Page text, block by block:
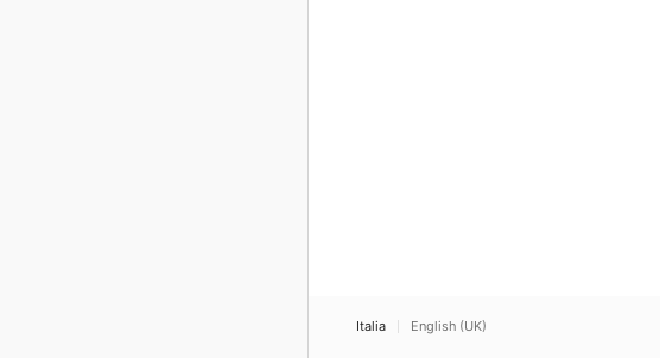
Italia English (UK)